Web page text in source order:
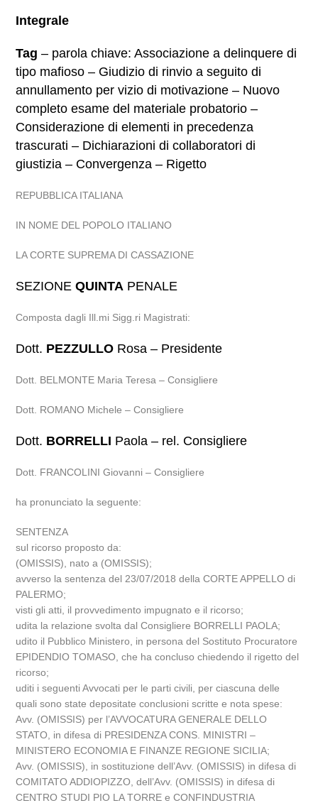
Integrale
Tag – parola chiave: Associazione a delinquere di
tipo mafioso – Giudizio di rinvio a seguito di
annullamento per vizio di motivazione – Nuovo
completo esame del materiale probatorio –
Considerazione di elementi in precedenza
trascurati – Dichiarazioni di collaboratori di
giustizia – Convergenza – Rigetto
REPUBBLICA ITALIANA
IN NOME DEL POPOLO ITALIANO
LA CORTE SUPREMA DI CASSAZIONE
SEZIONEQUINTA PENALE
Composta dagli Ill.mi Sigg.ri Magistrati:
Dott. PEZZULLO Rosa – Presidente
Dott. BELMONTE Maria Teresa – Consigliere
Dott. ROMANO Michele – Consigliere
Dott. BORRELLI Paola – rel. Consigliere
Dott. FRANCOLINI Giovanni – Consigliere
ha pronunciato la seguente:
SENTENZA
sul ricorso proposto da:
(OMISSIS), nato a (OMISSIS);
avverso la sentenza del 23/07/2018 della CORTE APPELLO di
PALERMO;
visti gli atti, il provvedimento impugnato e il ricorso;
udita la relazione svolta dal Consigliere BORRELLI PAOLA;
udito il Pubblico Ministero, in persona del Sostituto Procuratore
EPIDENDIO TOMASO, che ha concluso chiedendo il rigetto del
ricorso;
uditi i seguenti Avvocati per le parti civili, per ciascuna delle
quali sono state depositate conclusioni scritte e nota spese:
Avv. (OMISSIS) per l’AVVOCATURA GENERALE DELLO
STATO, in difesa di PRESIDENZA CONS. MINISTRI –
MINISTERO ECONOMIA E FINANZE REGIONE SICILIA;
Avv. (OMISSIS), in sostituzione dell’Avv. (OMISSIS) in difesa di
COMITATO ADDIOPIZZO, dell’Avv. (OMISSIS) in difesa di
CENTRO STUDI PIO LA TORRE e CONFINDUSTRIA